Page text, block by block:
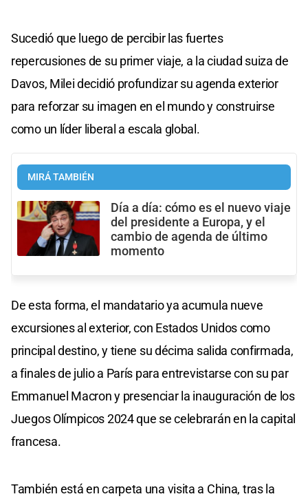
Sucedió que luego de percibir las fuertes
repercusiones de su primer viaje, a la ciudad suiza de
Davos, Milei decidió profundizar su agenda exterior
para reforzar su imagen en el mundo y construirse
como un líder liberal a escala global.
MIRÁ TAMBIÉN
Día a día: cómo es el nuevo viaje
del presidente a Europa, y el
cambio de agenda de último
momento
De esta forma, el mandatario ya acumula nueve
excursiones al exterior, con Estados Unidos como
principal destino, y tiene su décima salida confirmada,
a finales de julio a París para entrevistarse con su par
Emmanuel Macron y presenciar la inauguración de los
Juegos Olímpicos 2024 que se celebrarán en la capital
francesa.
También está en carpeta una visita a China, tras la